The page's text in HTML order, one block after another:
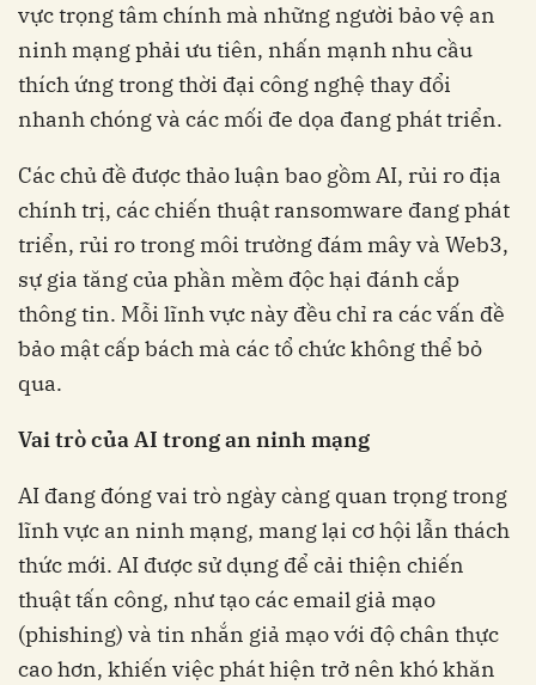
vực trọng tâm chính mà những người bảo vệ an
ninh mạng phải ưu tiên, nhấn mạnh nhu cầu
thích ứng trong thời đại công nghệ thay đổi
nhanh chóng và các mối đe dọa đang phát triển.
Các chủ đề được thảo luận bao gồm AI, rủi ro địa
chính trị, các chiến thuật ransomware đang phát
triển, rủi ro trong môi trường đám mây và Web3,
sự gia tăng của phần mềm độc hại đánh cắp
thông tin. Mỗi lĩnh vực này đều chỉ ra các vấn đề
bảo mật cấp bách mà các tổ chức không thể bỏ
qua.
Vai trò của AI trong an ninh mạng
AI đang đóng vai trò ngày càng quan trọng trong
lĩnh vực an ninh mạng, mang lại cơ hội lẫn thách
thức mới. AI được sử dụng để cải thiện chiến
thuật tấn công, như tạo các email giả mạo
(phishing) và tin nhắn giả mạo với độ chân thực
cao hơn, khiến việc phát hiện trở nên khó khăn